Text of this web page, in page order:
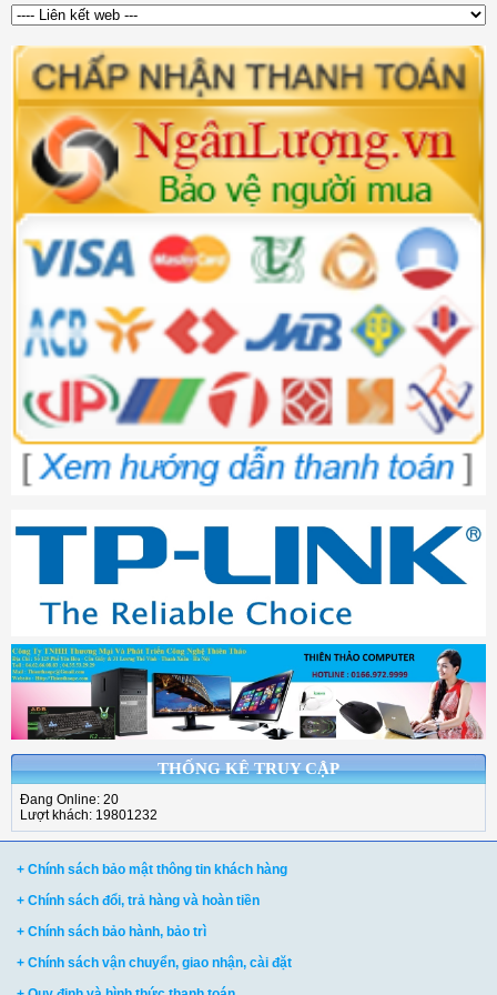
THỐNG KÊ TRUY CẬP
Đang Online: 20
Lượt khách: 19801232
+ Chính sách bảo mật thông tin khách hàng
+ Chính sách đổi, trả hàng và hoàn tiền
+ Chính sách bảo hành, bảo trì
+ Chính sách vận chuyển, giao nhận, cài đặt